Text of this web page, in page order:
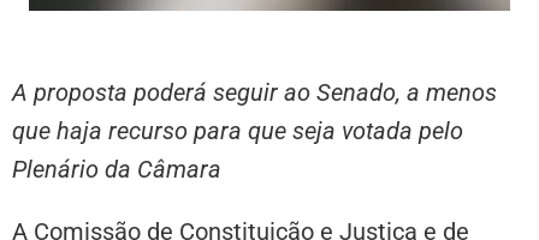
A proposta poderá seguir ao Senado, a menos
que haja recurso para que seja votada pelo
Plenário da Câmara
A Comissão de Constituição e Justiça e de